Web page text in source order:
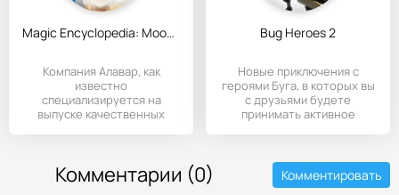
Magic Encyclopedia: Moonlight
Компания Алавар, как
известно
специализируется на
выпуске качественных
Bug Heroes 2
Новые приключения с
героями Буга, в которых вы
с друзьями будете
принимать активное
Комментарии (0) Комментировать